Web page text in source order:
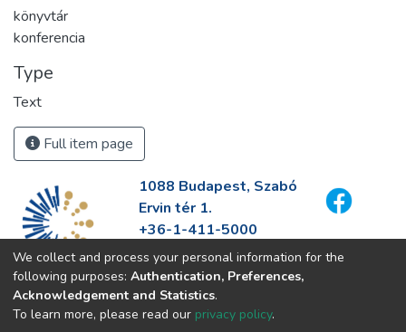
könyvtár
konferencia
Type
Text
Full item page
1088 Budapest, Szabó
Ervin tér 1.
+36-1-411-5000
info@fszek.hu
https://fszek.hu
We collect and process your personal information for the
following purposes: Authentication, Preferences,
Acknowledgement and Statistics.
To learn more, please read our privacy policy.